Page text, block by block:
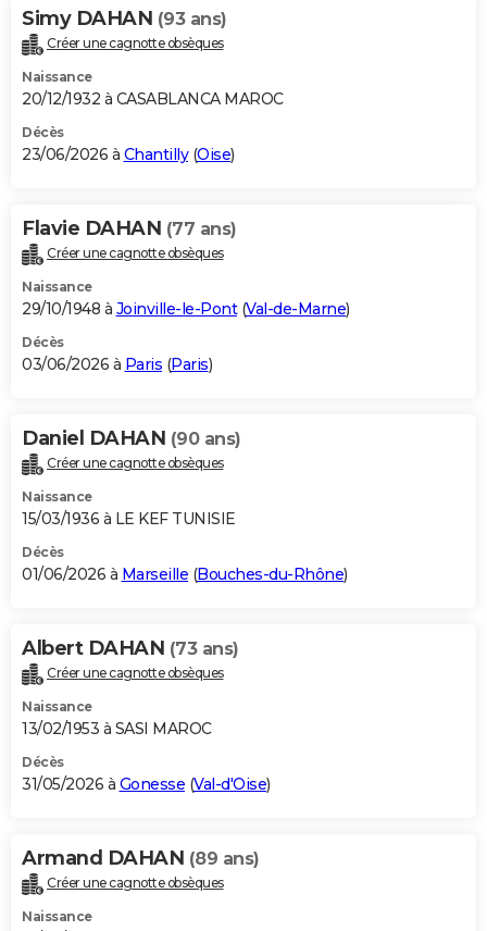
Simy DAHAN (93 ans)
Créer une cagnotte obsèques
Naissance
20/12/1932 à CASABLANCA MAROC
Décès
23/06/2026 à Chantilly(Oise)
Flavie DAHAN (77 ans)
Créer une cagnotte obsèques
Naissance
29/10/1948 à Joinville-le-Pont(Val-de-Marne)
Décès
03/06/2026 à Paris (Paris)
Daniel DAHAN (90 ans)
Créer une cagnotte obsèques
Naissance
15/03/1936 à LE KEF TUNISIE
Décès
01/06/2026 à Marseille (Bouches-du-Rhône)
Albert DAHAN (73 ans)
Créer une cagnotte obsèques
Naissance
13/02/1953 à SASI MAROC
Décès
31/05/2026 à Gonesse (Val-d'Oise)
Armand DAHAN (89 ans)
Créer une cagnotte obsèques
Naissance